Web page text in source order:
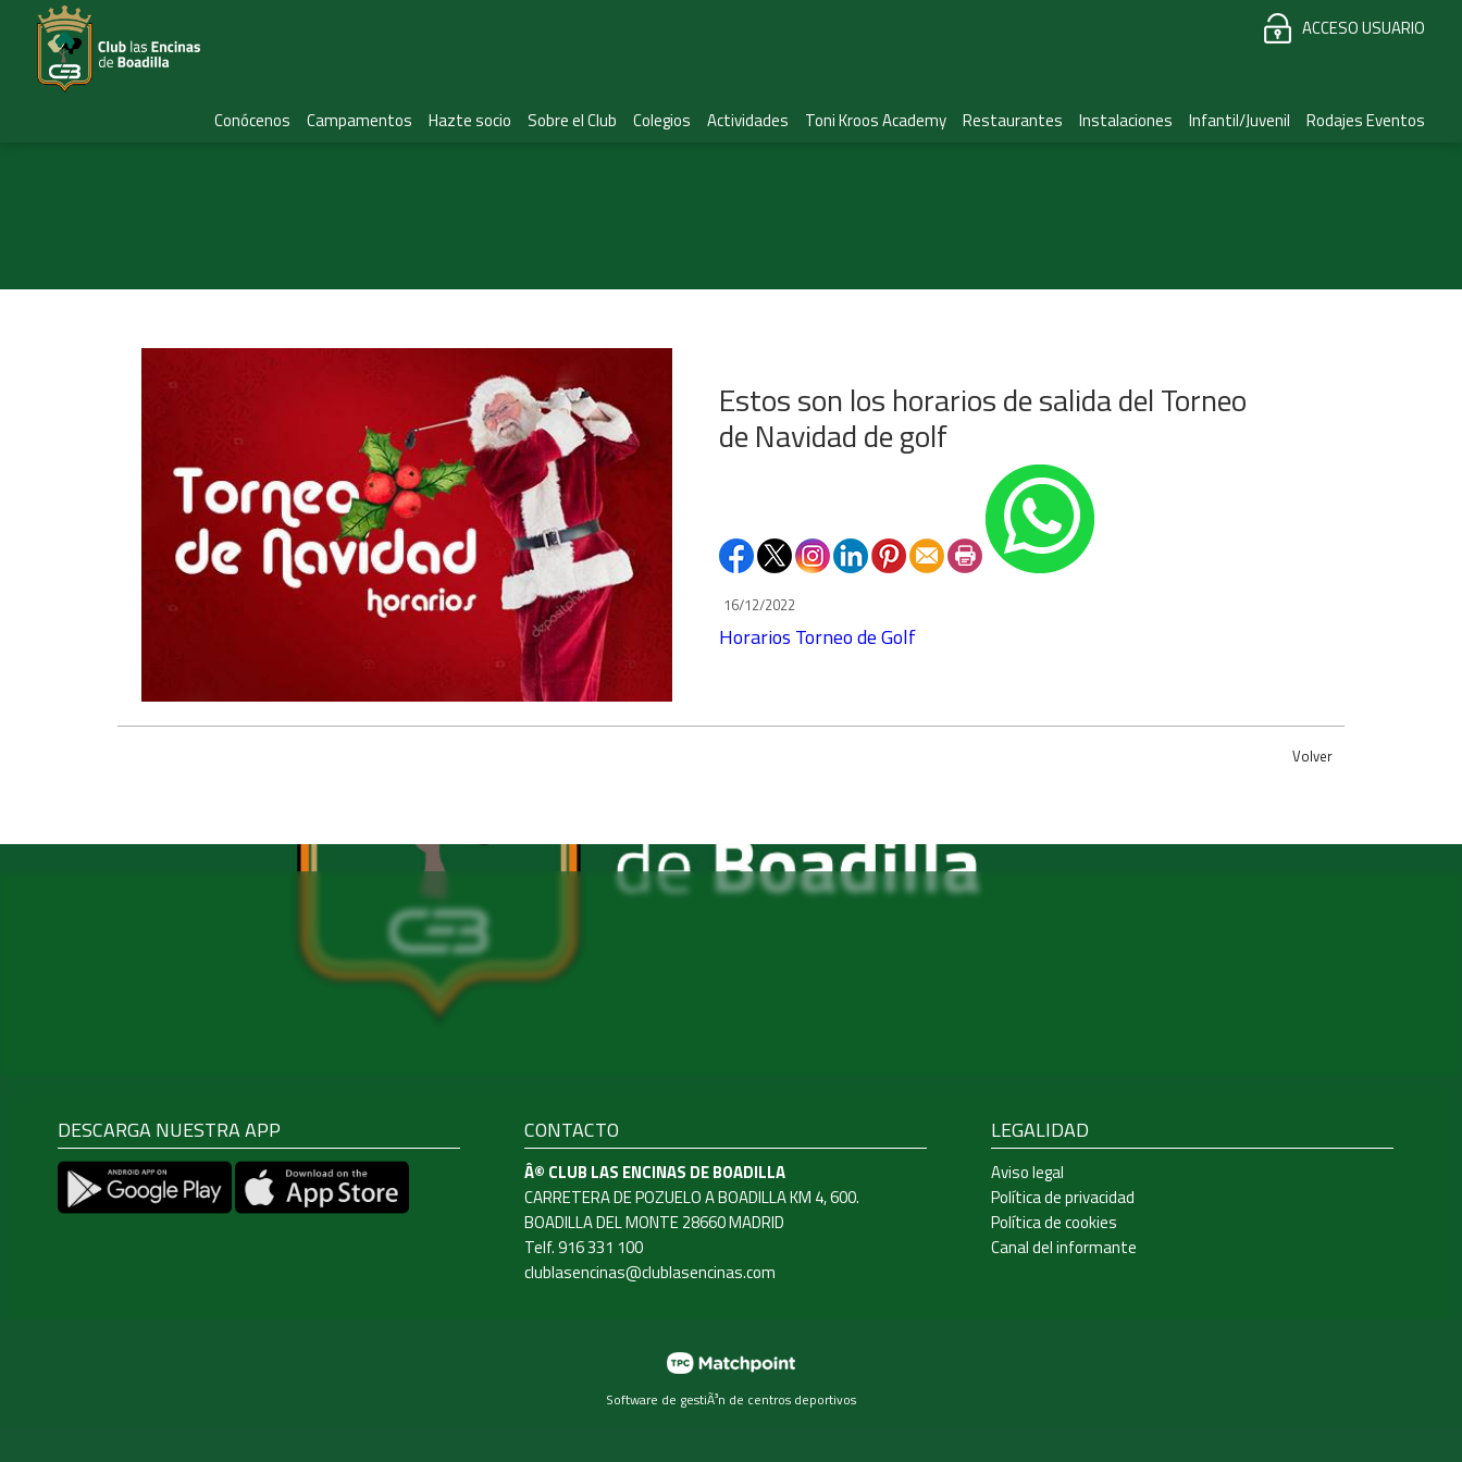
ACCESO USUARIO
Conócenos Campamentos Hazte socio Sobre el Club Colegios Actividades Toni Kroos Academy Restaurantes Instalaciones Infantil/Juvenil Rodajes Eventos
Estos son los horarios de salida del Torneo
de Navidad de golf
16/12/2022
Horarios Torneo de Golf
Volver
DESCARGA NUESTRA APP CONTACTO
Â© CLUB LAS ENCINAS DE BOADILLA
CARRETERA DE POZUELO A BOADILLA KM 4, 600.
BOADILLA DEL MONTE 28660 MADRID
Telf. 916 331 100
clublasencinas@clublasencinas.com
LEGALIDAD
Aviso legal
Política de privacidad
Política de cookies
Canal del informante
Software de gestiÃ³n de centros deportivos